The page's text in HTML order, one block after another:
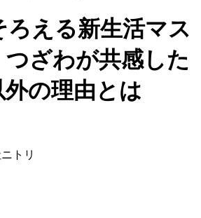
ろえる新生活マス
つざわが共感した
外の理由とは
トリ